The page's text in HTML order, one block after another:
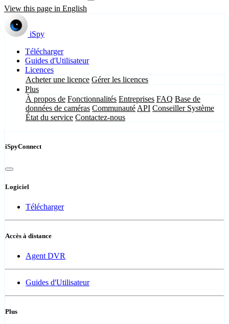
View this page in English
iSpy
Télécharger
Guides d'Utilisateur
Licences
Acheter une licence Gérer les licences
Plus
À propos de Fonctionnalités Entreprises FAQ Base de
données de caméras Communauté API Conseiller Système
État du service Contactez-nous
iSpyConnect
Logiciel
Télécharger
Accès à distance
Agent DVR
Guides d'Utilisateur
Plus